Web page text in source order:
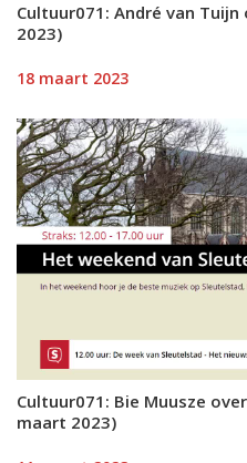
Cultuur071: André van Tuijn
2023)
18 maart 2023
Cultuur071: Bie Muusze
maart 2023)